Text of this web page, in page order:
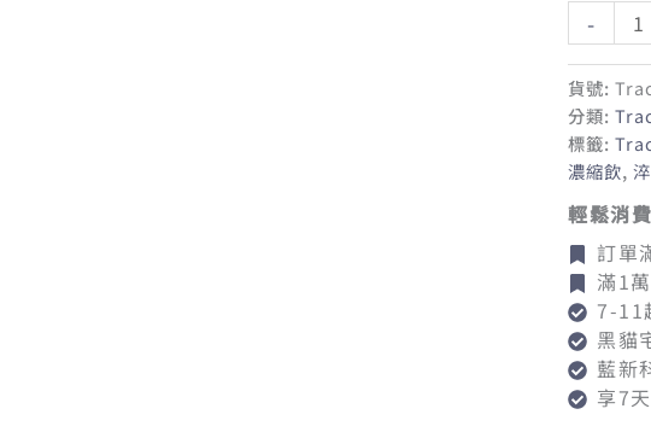
-
斯
鎂
洛
液
態
硒
濃
縮
飲
2
入
組
數
貨號:
分類:
標籤:
濃縮飲,
輕鬆消
訂單
滿1
7-11
黑貓
藍新
享7